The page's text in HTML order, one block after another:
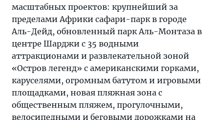
масштабных проектов: крупнейший за
пределами Африки сафари-парк в городе
Аль-Дейд, обновленный парк Аль-Монтаза в
центре Шарджи с 35 водными
аттракционами и развлекательной зоной
«Остров легенд» с американскими горками,
каруселями, огромным батутом и игровыми
площадками, новая пляжная зона с
общественным пляжем, прогулочными,
велосипедными и беговыми дорожками на